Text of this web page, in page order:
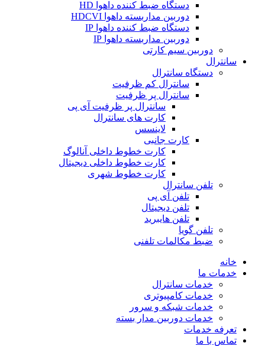
دستگاه ضبط کننده داهوا HD
دوربین مداربسته داهوا HDCVI
دستگاه ضبط کننده داهوا IP
دوربین مداربسته داهوا IP
دوربین سیم کارتی
سانترال
دستگاه سانترال
سانترال کم ظرفیت
سانترال پر ظرفیت
سانترال پر ظرفیت آی پی
کارت های سانترال
لاینسس
کارت جانبی
کارت خطوط داخلی آنالوگ
کارت خطوط داخلی دیجیتال
کارت خطوط شهری
تلفن سانترال
تلفن آی پی
تلفن دیجیتال
تلفن هایبرید
تلفن گویا
ضبط مکالمات تلفنی
خانه
خدمات ما
خدمات سانترال
خدمات کامپیوتری
خدمات شبکه و سرور
خدمات دوربین مدار بسته
تعرفه خدمات
تماس با ما